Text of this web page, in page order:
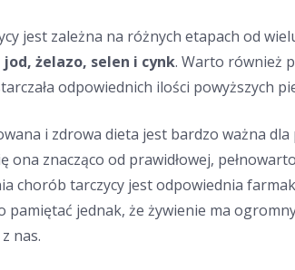
jest zależna na różnych etapach od
jod, żelazo, selen i cynk. Warto również
odpowiednich ilości powyższych
i zdrowa dieta jest bardzo ważna
ona znacząco od prawidłowej,
chorób tarczycy jest odpowiednia
pamiętać jednak, że żywienie ma
nas.